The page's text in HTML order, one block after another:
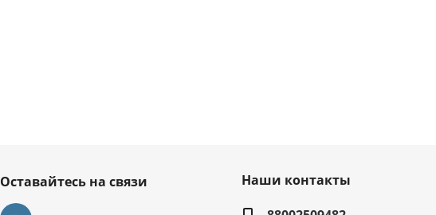
Оставайтесь на связи
Наши контакты